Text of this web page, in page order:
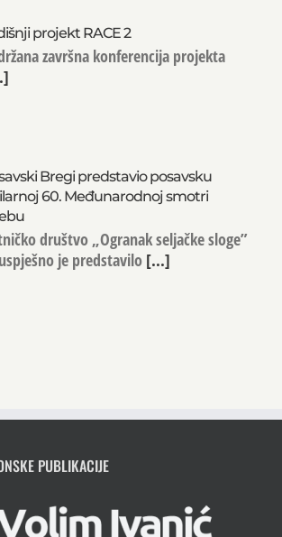
projekt RACE 2
završna konferencija projekta
Bregi predstavio posavsku
60. Međunarodnoj smotri
društvo „Ogranak seljačke sloge”
je predstavilo [...]
PUBLIKACIJE